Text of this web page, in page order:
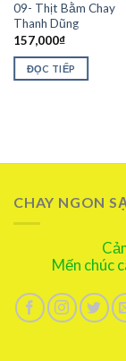
09- Thịt Bằm Chay
Thanh Dũng
157,000₫
ĐỌC TIẾP
CHAY NGON
Mến chúc